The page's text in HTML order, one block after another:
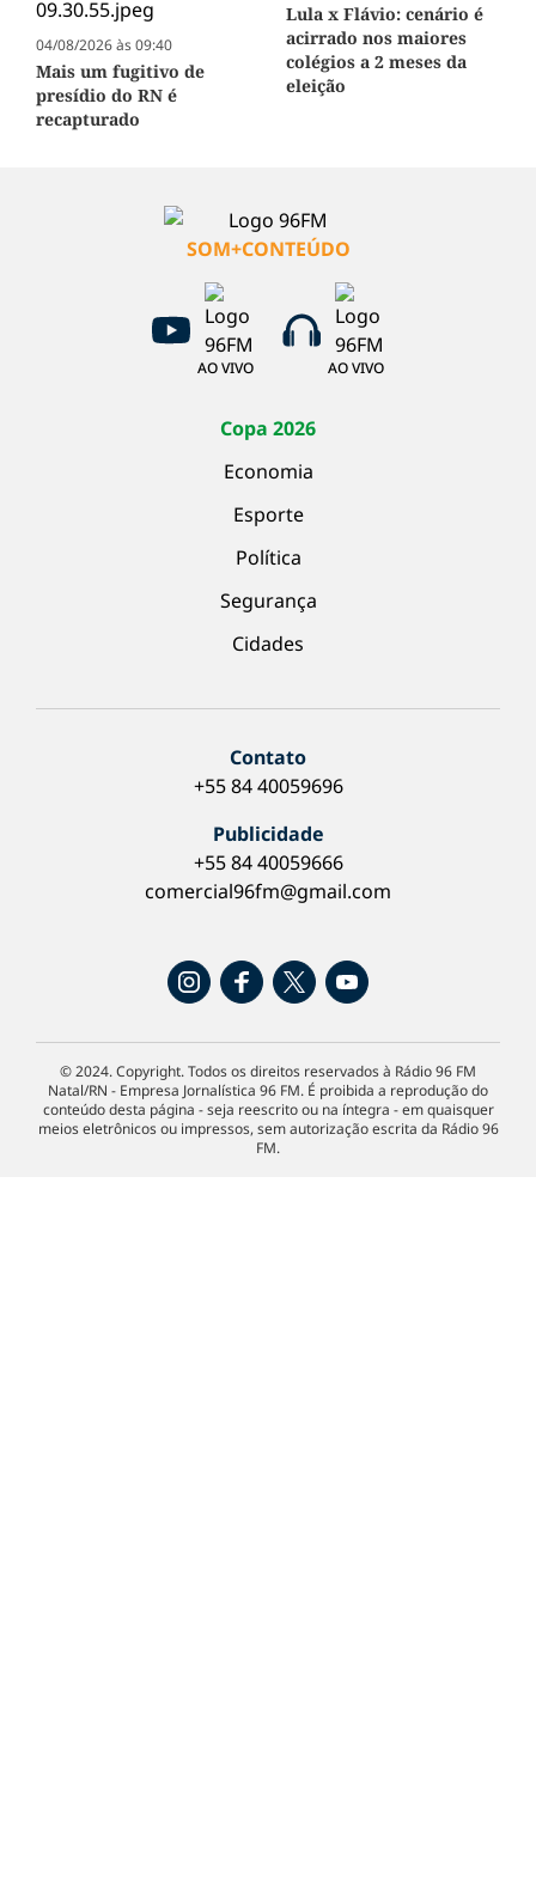
04/08/2026 às 09:40
Mais um fugitivo de
presídio do RN é
recapturado
Lula x Flávio: cenário é
acirrado nos maiores
colégios a 2 meses da
eleição
SOM+CONTEÚDO
AO VIVO AO VIVO
Copa 2026
Economia
Esporte
Política
Segurança
Cidades
Contato
+55 84 40059696
Publicidade
+55 84 40059666
comercial96fm@gmail.com
© 2024. Copyright. Todos os direitos reservados à Rádio 96 FM
Natal/RN - Empresa Jornalística 96 FM. É proibida a reprodução do
conteúdo desta página - seja reescrito ou na íntegra - em quaisquer
meios eletrônicos ou impressos, sem autorização escrita da Rádio 96
FM.